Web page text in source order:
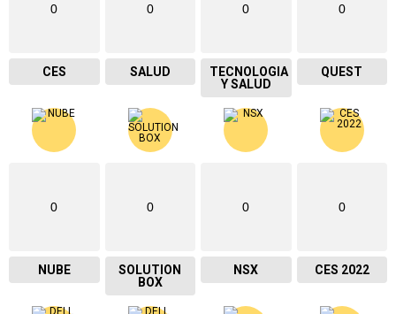
0
CES
0
SALUD
0
TECNOLOGIA
Y SALUD
0
QUEST
0
NUBE
0
SOLUTION
BOX
0
NSX
0
CES 2022